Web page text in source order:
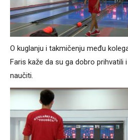
O kuglanju i takmičenju među
Faris kaže da su ga dobro prihvatili
naučiti.